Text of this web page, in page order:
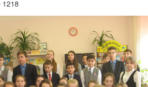
1218